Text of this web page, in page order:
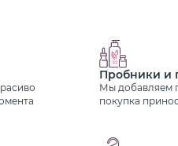
Пробники и
Мы добавляем
покупка